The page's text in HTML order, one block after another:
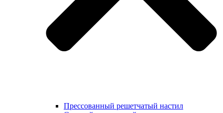
Прессованный решетчатый настил